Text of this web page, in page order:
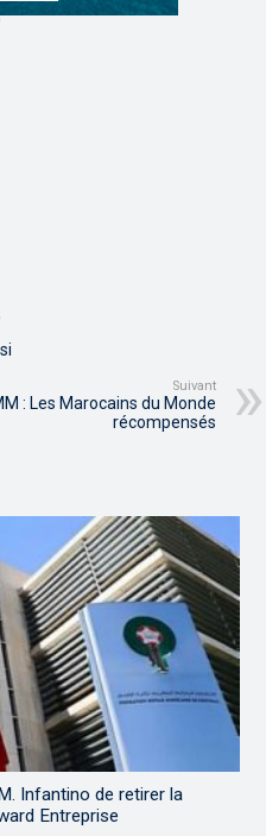
Suivant
: Les Marocains du Monde
récompensés
Infantino de retirer la
Entreprise